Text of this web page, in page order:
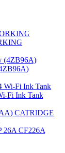
Fi Ink Tank
CATRIDGE
26A CF226A